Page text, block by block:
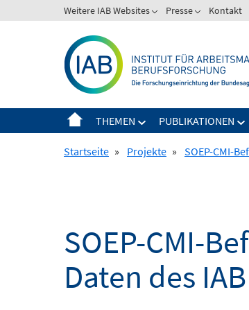
zum
Weitere IAB Websites Presse Kontakt
THEMEN PUBLIKATIONEN
Startseite » Projekte » SOEP-CMI-
SOEP-CMI-
Daten des